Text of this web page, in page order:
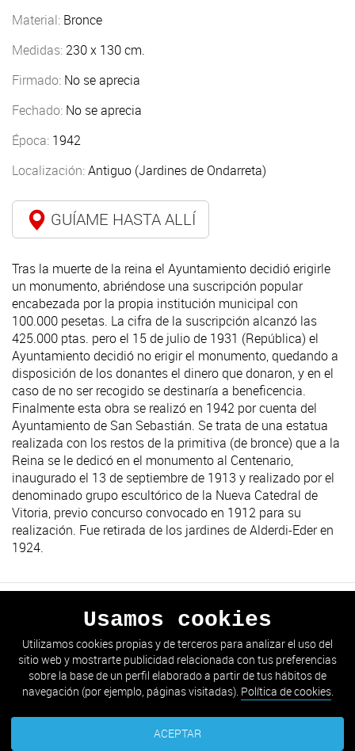
Material: Bronce
Medidas: 230 x 130 cm.
Firmado: No se aprecia
Fechado: No se aprecia
Época: 1942
Localización:Antiguo (Jardines de Ondarreta)
GUÍAME HASTA ALLÍ
Tras la muerte de la reina el Ayuntamiento decidió erigirle
un monumento, abriéndose una suscripción popular
encabezada por la propia institución municipal con
100.000 pesetas. La cifra de la suscripción alcanzó las
425.000 ptas. pero el 15 de julio de 1931 (República) el
Ayuntamiento decidió no erigir el monumento, quedando a
disposición de los donantes el dinero que donaron, y en el
caso de no ser recogido se destinaría a beneficencia.
Finalmente esta obra se realizó en 1942 por cuenta del
Ayuntamiento de San Sebastián. Se trata de una estatua
realizada con los restos de la primitiva (de bronce) que a la
Reina se le dedicó en el monumento al Centenario,
inaugurado el 13 de septiembre de 1913 y realizado por el
denominado grupo escultórico de la Nueva Catedral de
Vitoria, previo concurso convocado en 1912 para su
realización. Fue retirada de los jardines de Alderdi-Eder en
1924.
ANTERIOR SIGUIENTE
IR AL LISTADO
Usamos cookies
Utilizamos cookies propias y de terceros para analizar el uso del
sitio web y mostrarte publicidad relacionada con tus preferencias
sobre la base de un perfil elaborado a partir de tus hábitos de
navegación (por ejemplo, páginas visitadas). Política de cookies.
ACEPTAR